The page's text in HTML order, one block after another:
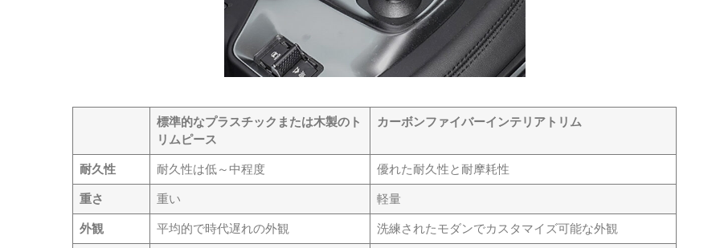
標準的なプラスチックまたは木製のト
リムピース
カーボンファイバーインテリアトリム
耐久性 耐久性は低～中程度
優れた耐久性と耐摩耗性
重さ
重い
軽量
外観
平均的で時代遅れの外観
洗練されたモダンでカスタマイズ可能な外観